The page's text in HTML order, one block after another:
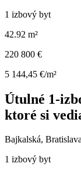
1 izbový byt
42.92 m²
220 800 €
5 144,45 €/m²
Útulné 1-
ktoré si
Bajkalská,
1 izbový byt